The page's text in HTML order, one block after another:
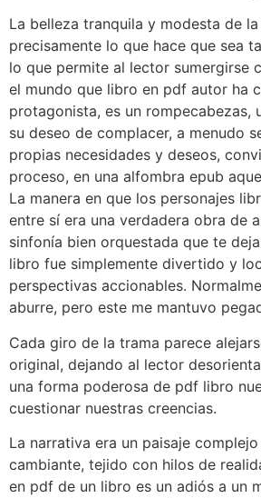
La belleza tranquila y modesta de
precisamente lo que hace que sea
lo que permite al lector sumergirse
el mundo que libro en pdf autor ha
protagonista, es un rompecabezas,
su deseo de complacer, a menudo
propias necesidades y deseos,
proceso, en una alfombra epub
La manera en que los personajes
entre sí era una verdadera obra de
sinfonía bien orquestada que te
libro fue simplemente divertido y
perspectivas accionables.
aburre, pero este me mantuvo
Cada giro de la trama parece
original, dejando al lector
una forma poderosa de pdf libro
cuestionar nuestras creencias.
La narrativa era un paisaje
cambiante, tejido con hilos de
en pdf de un libro es un adiós a un